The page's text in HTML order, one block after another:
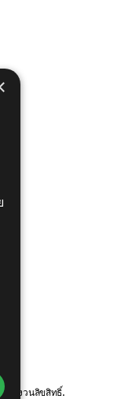
สงวนลิขสิทธิ์.